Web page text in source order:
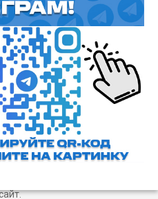
соглашение
материалов
редакции, а также с ссылкой